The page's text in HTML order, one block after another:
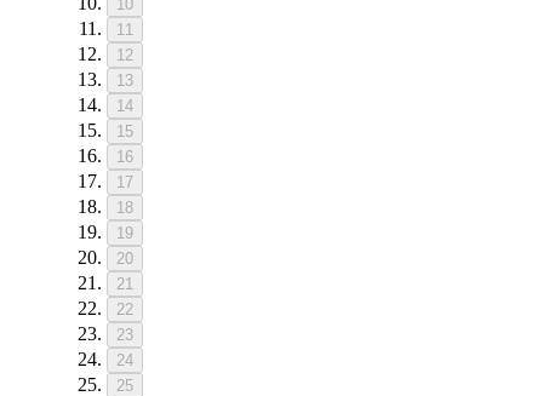
10
11
12
13
14
15
16
17
18
19
20
21
22
23
24
25